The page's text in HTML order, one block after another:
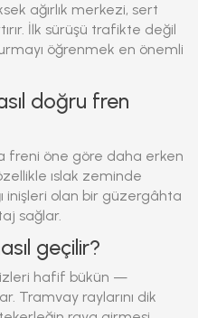
ağırlık merkezi, sert
İlk sürüşü trafikte değil
öğrenmek en önemli
doğru fren
freni öne göre daha erken
ıslak zeminde
inişleri olan bir güzergâhta
sağlar.
geçilir?
hafif bükün —
Tramvay raylarını dik